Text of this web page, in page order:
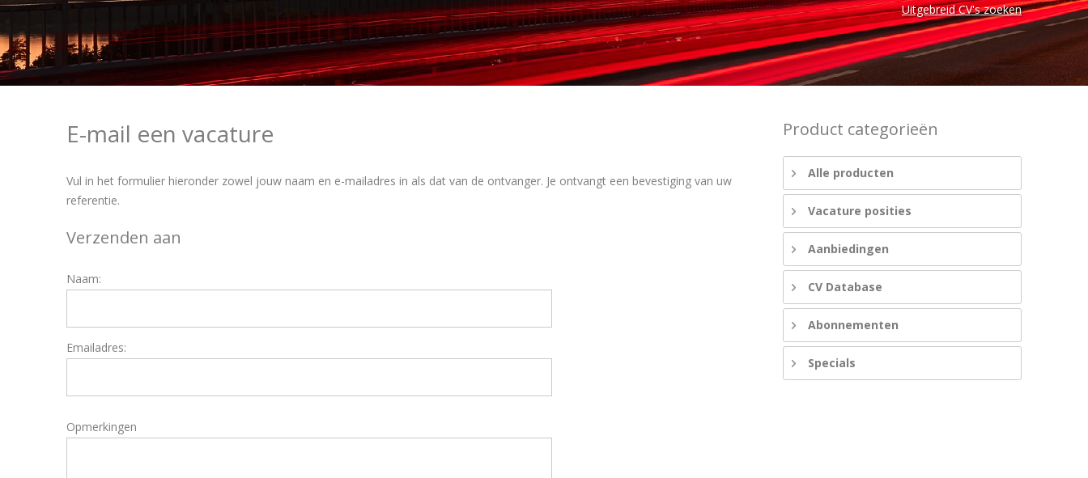
Uitgebreid CV's zoeken
E-mail een vacature
Vul in het formulier hieronder zowel jouw naam en e-mailadres in als dat van de ontvanger. Je ontvangt een bevestiging van uw
referentie.
Verzenden aan
Naam:
Emailadres:
Opmerkingen
Product categorieën
Alle producten
Vacature posities
Aanbiedingen
CV Database
Abonnementen
Specials